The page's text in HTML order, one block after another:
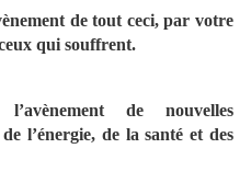
de tout ceci, par votre
qui souffrent.
de nouvelles
l’énergie, de la santé et des